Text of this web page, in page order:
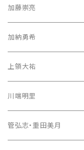
加藤崇亮
加納勇希
上領大祐
川端明里
管弘志・重田美月